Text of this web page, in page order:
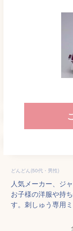
どんどん(50代・男性)
人気メーカー、ジ
お子様の洋服や持
す。刺しゅう専用